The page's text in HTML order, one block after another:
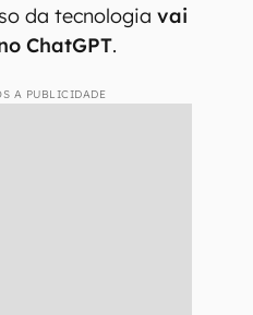
da tecnologia vai
ChatGPT.
A PUBLICIDADE